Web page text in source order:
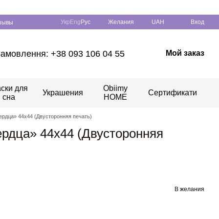
Укр Eng Рус Желания UAH Вход
+38 093 106 04 55 Мой заказ
для
сна
Украшения
Obiimy
HOME
Сертификати
44х44 (Двусторонняя печать)
44х44 (Двусторонняя
В желания